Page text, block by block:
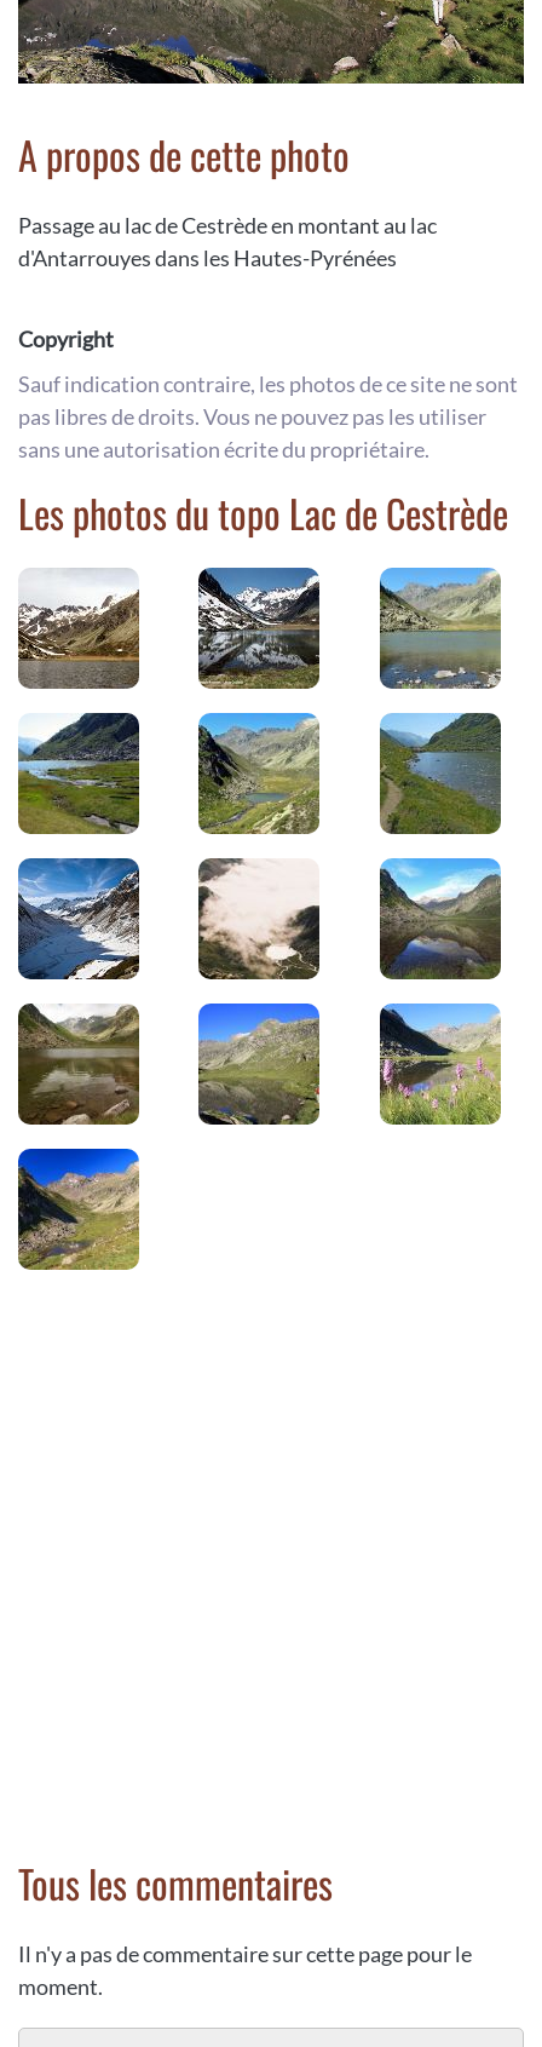
A propos de cette photo
Passage au lac de Cestrède en montant au lac
d'Antarrouyes dans les Hautes-Pyrénées
Copyright
Sauf indication contraire, les photos de ce site ne sont
pas libres de droits. Vous ne pouvez pas les utiliser
sans une autorisation écrite du propriétaire.
Les photos du topo Lac de Cestrède
Tous les commentaires
Il n'y a pas de commentaire sur cette page pour le
moment.